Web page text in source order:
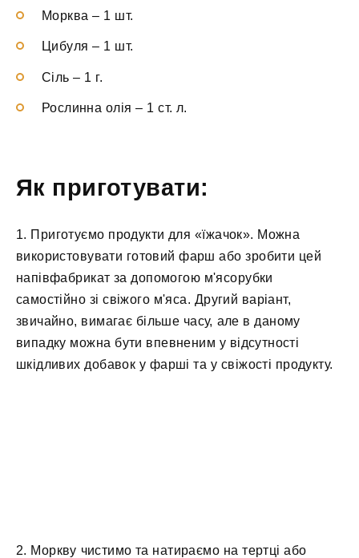
Морква – 1 шт.
Цибуля – 1 шт.
Сіль – 1 г.
Рослинна олія – 1 ст. л.
Як приготувати:
1. Приготуємо продукти для «їжачок». Можна
використовувати готовий фарш або зробити цей
напівфабрикат за допомогою м'ясорубки
самостійно зі свіжого м'яса. Другий варіант,
звичайно, вимагає більше часу, але в даному
випадку можна бути впевненим у відсутності
шкідливих добавок у фарші та у свіжості продукту.
2. Моркву чистимо та натираємо на тертці або